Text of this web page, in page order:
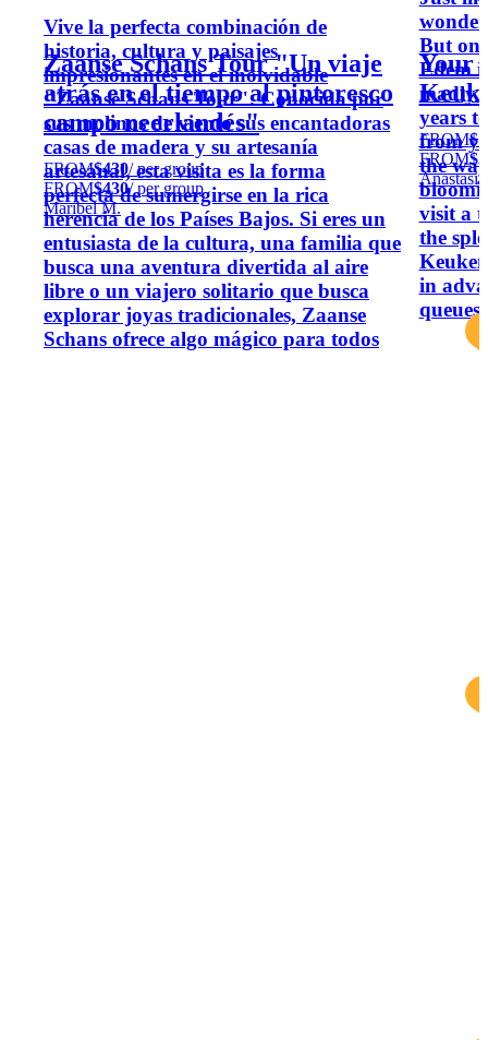
Vive la perfecta combinación de
historia, cultura y paisajes
impresionantes en el inolvidable
"Zaanse Schans Tour". Conocida por
sus molinos de viento sus encantadoras
casas de madera y su artesanía
artesanal, esta visita es la forma
perfecta de sumergirse en la rica
herencia de los Países Bajos. Si eres un
entusiasta de la cultura, una familia que
busca una aventura divertida al aire
libre o un viajero solitario que busca
explorar joyas tradicionales, Zaanse
Schans ofrece algo mágico para todos
Zaanse Schans Tour "Un viaje
atrás en el tiempo al pintoresco
campo neerlandés"
FROM$430/ per group
FROM$430/ per group
Maribel M.
But
Edem
madly
years
from
the
visit a
the
in
queues.
Your
FROM
FROM